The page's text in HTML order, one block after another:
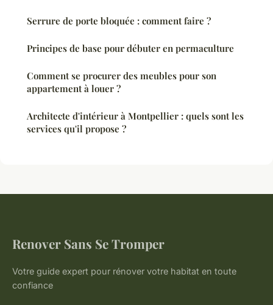
Serrure de porte bloquée : comment faire ?
Principes de base pour débuter en permaculture
Comment se procurer des meubles pour son
appartement à louer ?
Architecte d'intérieur à Montpellier : quels sont les
services qu'il propose ?
Renover Sans Se Tromper
Votre guide expert pour rénover votre habitat en toute
confiance